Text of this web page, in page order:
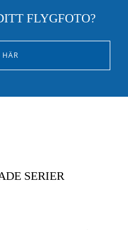
FLYGFOTO?
HÄR
SERIER